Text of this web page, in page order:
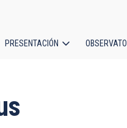
PRESENTACIÓN